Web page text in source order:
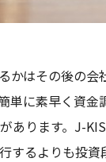
かはその後の会
単に素早く資金
あります。J-
するよりも投資